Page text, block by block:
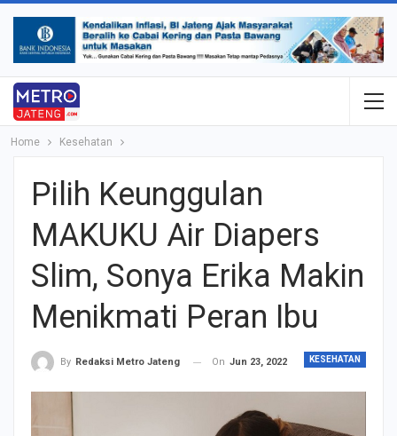
Home Kesehatan
Pilih Keunggulan
MAKUKU Air Diapers
Slim, Sonya Erika Makin
Menikmati Peran Ibu
KESEHATAN
By Redaksi Metro Jateng On Jun 23, 2022